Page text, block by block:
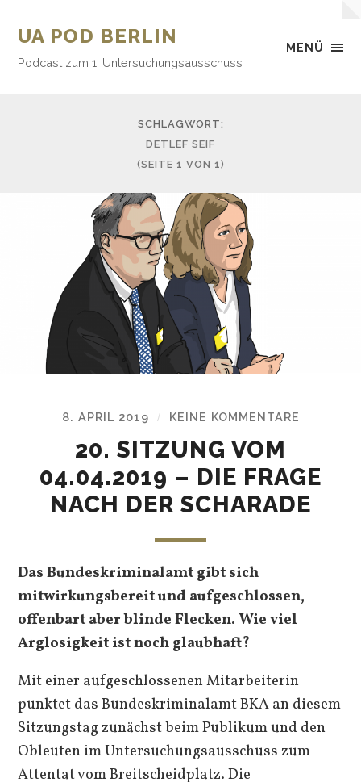
MENÜ
UA POD BERLIN
Podcast zum 1. Untersuchungsausschuss
SCHLAGWORT:
DETLEF SEIF
(SEITE 1 VON 1)
8. APRIL 2019 / KEINE KOMMENTARE
20. SITZUNG VOM
04.04.2019 – DIE FRAGE
NACH DER SCHARADE
Das Bundeskriminalamt gibt sich
mitwirkungsbereit und aufgeschlossen,
offenbart aber blinde Flecken. Wie viel
Arglosigkeit ist noch glaubhaft?
Mit einer aufgeschlossenen Mitarbeiterin
punktet das Bundeskriminalamt BKA an diesem
Sitzungstag zunächst beim Publikum und den
Obleuten im Untersuchungsausschuss zum
Attentat vom Breitscheidplatz. Die